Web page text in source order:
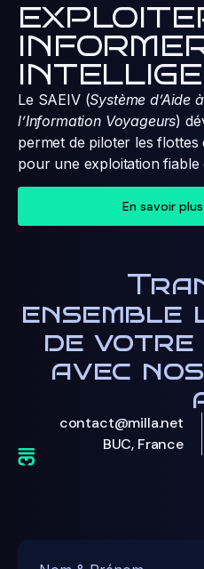
Le SAEIV (Système d’Aide
l’Information Voyageurs)
permet de piloter les
pour une exploitation fiable
En savoir
ensemble
de
avec
contact@milla.net
BUC, France